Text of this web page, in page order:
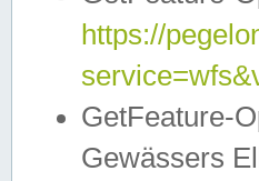
https://
GetFeature-
Gewässers